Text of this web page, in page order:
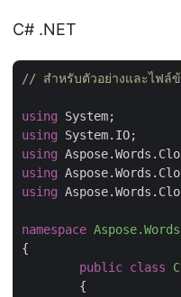
C# .NET
// สำหรับตัวอย่างและไฟ
using
using
using
using
using
namespace
{
public class